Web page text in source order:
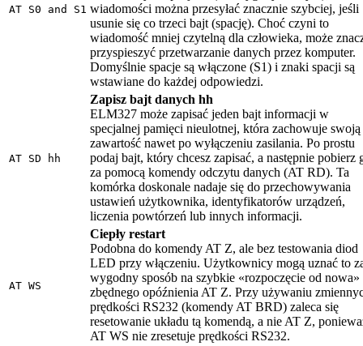
AT S0 and S1 wiadomości można przesyłać znacznie szybciej, jeśli
usunie się co trzeci bajt (spację). Choć czyni to
wiadomość mniej czytelną dla człowieka, może
przyspieszyć przetwarzanie danych przez komputer.
Domyślnie spacje są włączone (S1) i znaki spacji są
wstawiane do każdej odpowiedzi.
AT SD hh
Zapisz bajt danych hh
ELM327 może zapisać jeden bajt informacji w
specjalnej pamięci nieulotnej, która zachowuje swoją
zawartość nawet po wyłączeniu zasilania. Po prostu
podaj bajt, który chcesz zapisać, a następnie pobierz
za pomocą komendy odczytu danych (AT RD). Ta
komórka doskonale nadaje się do przechowywania
ustawień użytkownika, identyfikatorów urządzeń,
liczenia powtórzeń lub innych informacji.
AT WS
Ciepły restart
Podobna do komendy AT Z, ale bez testowania diod
LED przy włączeniu. Użytkownicy mogą uznać to
wygodny sposób na szybkie «rozpoczęcie od nowa»
zbędnego opóźnienia AT Z. Przy używaniu
prędkości RS232 (komendy AT BRD) zaleca się
resetowanie układu tą komendą, a nie AT Z,
AT WS nie zresetuje prędkości RS232.